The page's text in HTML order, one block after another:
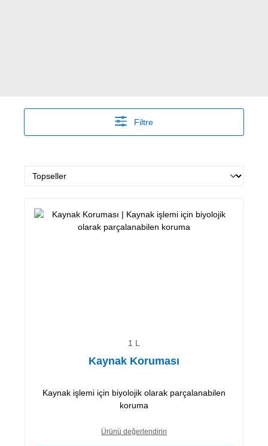
Filtre
1 L
Kaynak Koruması
Kaynak işlemi için biyolojik olarak parçalanabilen
koruma
Ürünü değerlendirin